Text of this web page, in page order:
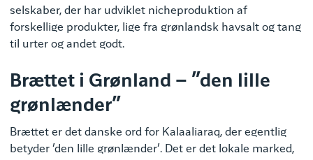
selskaber, der har udviklet nicheproduktion af
forskellige produkter, lige fra grønlandsk havsalt og tang
til urter og andet godt.
Brættet i Grønland – ”den lille
grønlænder”
Brættet er det danske ord for Kalaaliaraq, der egentlig
betyder ’den lille grønlænder’. Det er det lokale marked,